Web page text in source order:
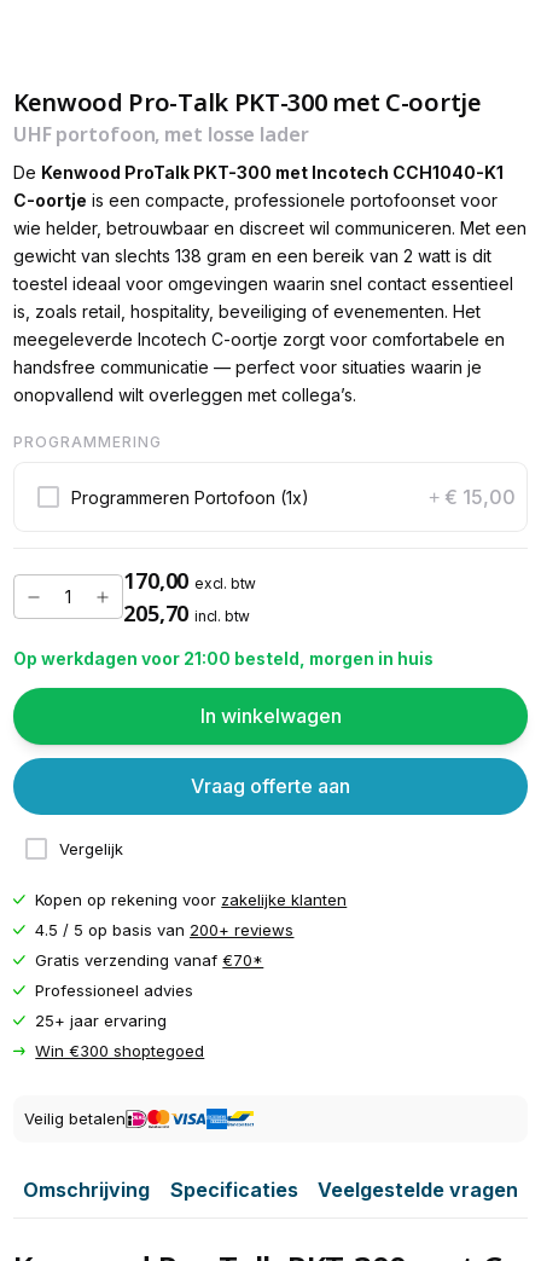
Kenwood Pro-Talk PKT-300 met C-oortje
UHF portofoon, met losse lader
De Kenwood ProTalk PKT-300 met Incotech CCH1040-K1
C-oortje is een compacte, professionele portofoonset voor
wie helder, betrouwbaar en discreet wil communiceren. Met een
gewicht van slechts 138 gram en een bereik van 2 watt is dit
toestel ideaal voor omgevingen waarin snel contact essentieel
is, zoals retail, hospitality, beveiliging of evenementen. Het
meegeleverde Incotech C-oortje zorgt voor comfortabele en
handsfree communicatie — perfect voor situaties waarin je
onopvallend wilt overleggen met collega’s.
PROGRAMMERING
Programmeren Portofoon (1x) + € 15,00
170,00 excl. btw
205,70 incl. btw
Op werkdagen voor 21:00 besteld, morgen in huis
In winkelwagen
Vergelijk
Vraag offerte aan
Kopen op rekening voor zakelijke klanten
4.5 / 5 op basis van 200+ reviews
Gratis verzending vanaf€70*
Professioneel advies
25+ jaar ervaring
Win €300 shoptegoed
Veilig betalen
Omschrijving Specificaties Veelgestelde vragen